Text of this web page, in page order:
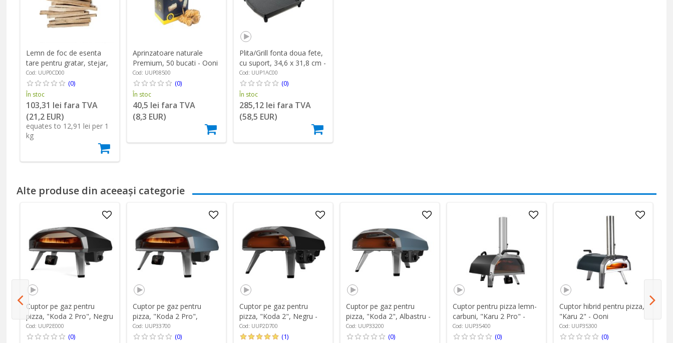
Lemn de foc de esenta
tare pentru gratar, stejar,
7-8 kg/13 cm - Ooni
Cod: UUP0CD00
(0)
În stoc
103,31 lei fara TVA
(21,2 EUR)
equates to 12,91 lei per 1
kg
Aprinzatoare naturale
Premium, 50 bucati - Ooni
Cod: UUP08500
(0)
În stoc
40,5 lei fara TVA
(8,3 EUR)
Plita/Grill fonta doua fete,
cu suport, 34,6 x 31,8 cm -
Ooni
Cod: UUP1AC00
(0)
În stoc
285,12 lei fara TVA
(58,5 EUR)
Alte produse din aceeași categorie
Cuptor pe gaz pentru
pizza, "Koda 2 Pro", Negru
- Ooni
Cod: UUP2E000
(0)
Cuptor pe gaz pentru
pizza, "Koda 2 Pro",
Albastru - Ooni
Cod: UUP33700
(0)
Cuptor pe gaz pentru
pizza, "Koda 2", Negru -
Ooni
Cod: UUP2D700
(1)
Cuptor pe gaz pentru
pizza, "Koda 2", Albastru -
Ooni
Cod: UUP33200
(0)
Cuptor pentru pizza lemn-
carbuni, "Karu 2 Pro" -
Ooni
Cod: UUP35400
(0)
Cuptor hibrid pentru pizza,
"Karu 2" - Ooni
Cod: UUP35300
(0)